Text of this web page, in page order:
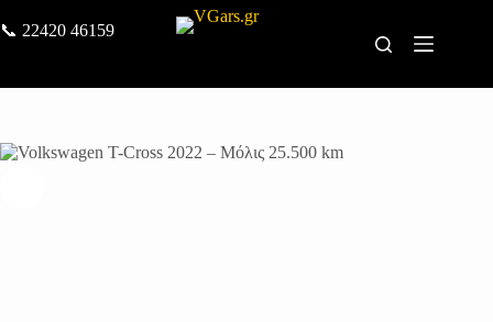
📞 22420 46159